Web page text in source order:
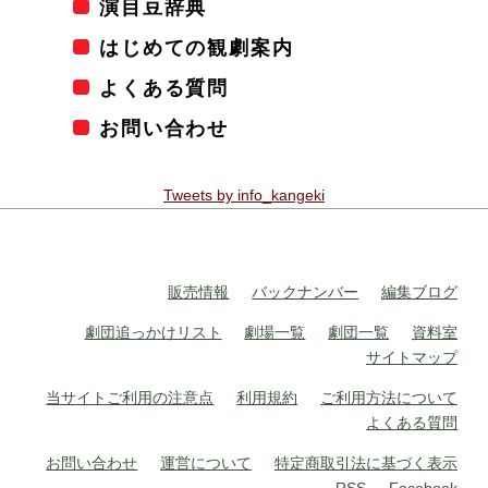
演目豆辞典
はじめての観劇案内
よくある質問
お問い合わせ
Tweets by info_kangeki
販売情報 バックナンバー 編集ブログ
劇団追っかけリスト 劇場一覧 劇団一覧
資料室
サイトマップ
当サイトご利用の注意点 利用規約
ご利用方法について
よくある質問
お問い合わせ 運営について
特定商取引法に基づく表示